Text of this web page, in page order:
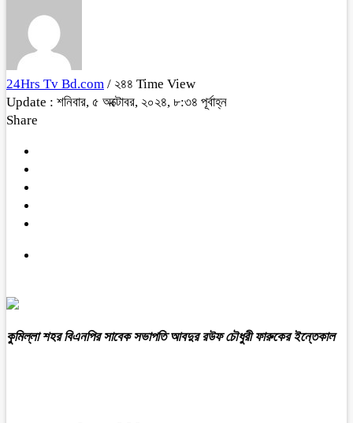
24Hrs Tv Bd.com / ২৪৪ Time View
Update : শনিবার, ৫ অক্টোবর, ২০২৪, ৮:৩৪ পূর্বাহ্ন
Share
কুমিল্লা শহর বিএনপির সাবেক সভাপতি আবদুর রউফ চৌধুরী ফারুকের ইন্তেকাল